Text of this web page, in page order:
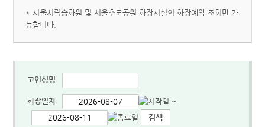
* 서울시립승화원 및 서울추모공원 화장시설의 화장예약 조회만 가
능합니다.
고인성명
화장일자 ~